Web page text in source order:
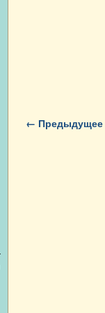
Навигация
← Предыдущее